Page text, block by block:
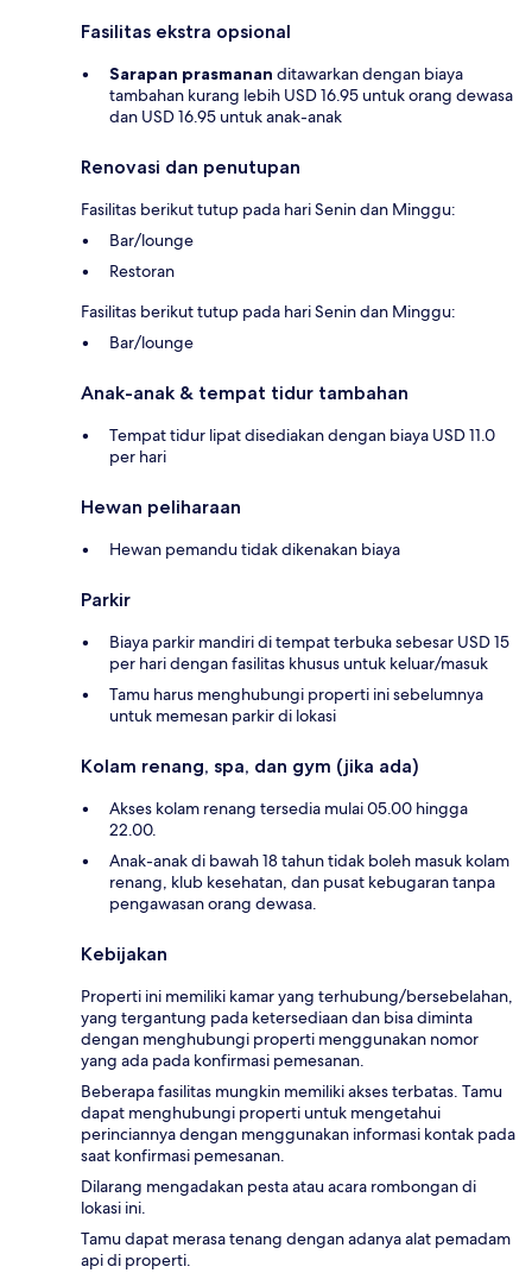
Fasilitas ekstra opsional
Sarapan prasmanan ditawarkan dengan biaya
tambahan kurang lebih USD 16.95 untuk orang dewasa
dan USD 16.95 untuk anak-anak
Renovasi dan penutupan
Fasilitas berikut tutup pada hari Senin dan Minggu:
Bar/lounge
Restoran
Fasilitas berikut tutup pada hari Senin dan Minggu:
Bar/lounge
Anak-anak & tempat tidur tambahan
Tempat tidur lipat disediakan dengan biaya USD 11.0
per hari
Hewan peliharaan
Hewan pemandu tidak dikenakan biaya
Parkir
Biaya parkir mandiri di tempat terbuka sebesar USD 15
per hari dengan fasilitas khusus untuk keluar/masuk
Tamu harus menghubungi properti ini sebelumnya
untuk memesan parkir di lokasi
Kolam renang, spa, dan gym (jika ada)
Akses kolam renang tersedia mulai 05.00 hingga
22.00.
Anak-anak di bawah 18 tahun tidak boleh masuk kolam
renang, klub kesehatan, dan pusat kebugaran tanpa
pengawasan orang dewasa.
Kebijakan
Properti ini memiliki kamar yang terhubung/bersebelahan,
yang tergantung pada ketersediaan dan bisa diminta
dengan menghubungi properti menggunakan nomor
yang ada pada konfirmasi pemesanan.
Beberapa fasilitas mungkin memiliki akses terbatas. Tamu
dapat menghubungi properti untuk mengetahui
perinciannya dengan menggunakan informasi kontak pada
saat konfirmasi pemesanan.
Dilarang mengadakan pesta atau acara rombongan di
lokasi ini.
Tamu dapat merasa tenang dengan adanya alat pemadam
api di properti.